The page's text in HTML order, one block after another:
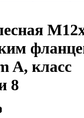
A, класс
8